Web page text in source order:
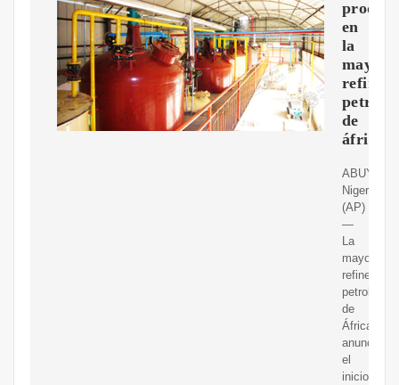
en
la
mayor
de
áfrica
ABUYA,
Nigeria
(AP)
—
La
mayor
refinería
petrolera
de
África
anunció
el
inicio